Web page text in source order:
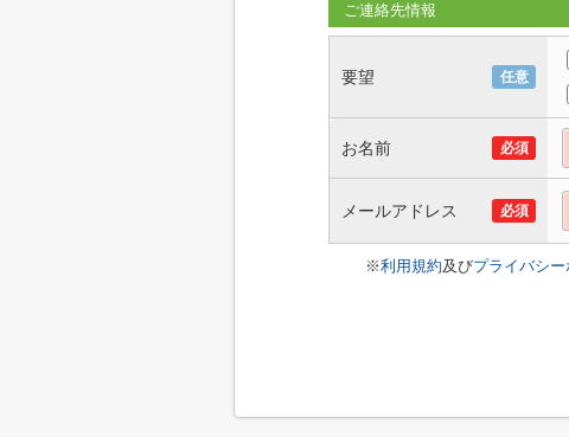
ご連絡先情報
要望 任意
お名前 必須
メールアドレス 必須
※利用規約及びプライバシ